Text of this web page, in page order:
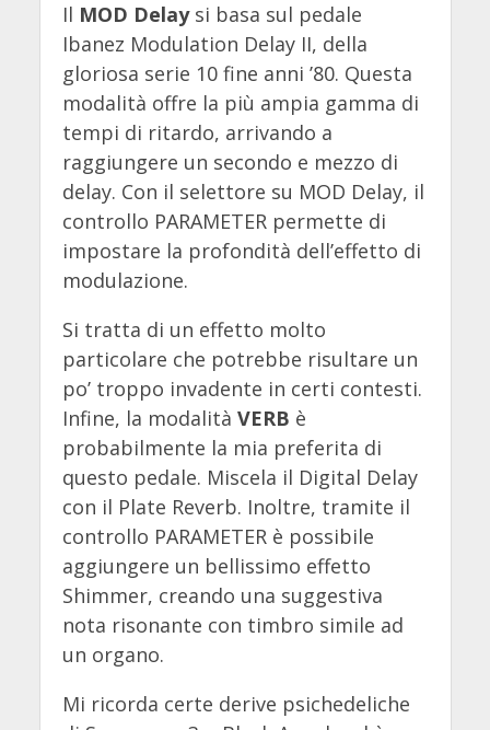
Il MOD Delaysi basa sul pedale
Ibanez Modulation Delay II, della
gloriosa serie 10 fine anni ’80. Questa
modalità offre la più ampia gamma di
tempi di ritardo, arrivando a
raggiungere un secondo e mezzo di
delay. Con il selettore su MOD Delay, il
controllo PARAMETER permette di
impostare la profondità dell’effetto di
modulazione.
Si tratta di un effetto molto
particolare che potrebbe risultare un
po’ troppo invadente in certi contesti.
Infine, la modalità VERB è
probabilmente la mia preferita di
questo pedale. Miscela il Digital Delay
con il Plate Reverb. Inoltre, tramite il
controllo PARAMETER è possibile
aggiungere un bellissimo effetto
Shimmer, creando una suggestiva
nota risonante con timbro simile ad
un organo.
Mi ricorda certe derive psichedeliche